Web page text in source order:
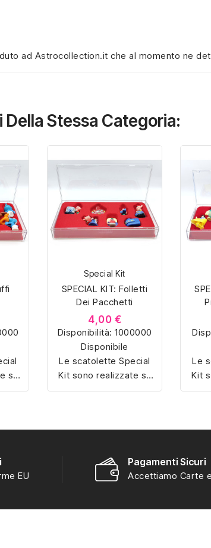
ad Astrocollection.it che al momento ne
Stessa Categoria:
su
di
Special Kit
SPECIAL KIT: Folletti
Dei Pacchetti
4,00 €
Disponibilità: 1000000
Disponibile
Le scatolette Special
Kit sono realizzate su
misura con materiali di
vellutino rosso e
eleganti e pratiche per
organizzare e mostrare
Le
Kit
EU
Pagamenti Sicuri
Accettiamo Carte